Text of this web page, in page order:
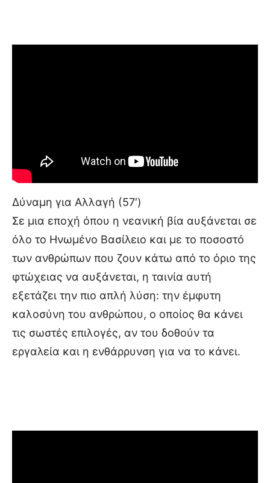
Δύναμη για Αλλαγή (57′)
Σε μια εποχή όπου η νεανική βία αυξάνεται σε
όλο το Ηνωμένο Βασίλειο και με το ποσοστό
των ανθρώπων που ζουν κάτω από το όριο της
φτώχειας να αυξάνεται, η ταινία αυτή
εξετάζει την πιο απλή λύση: την έμφυτη
καλοσύνη του ανθρώπου, ο οποίος θα κάνει
τις σωστές επιλογές, αν του δοθούν τα
εργαλεία και η ενθάρρυνση για να το κάνει.